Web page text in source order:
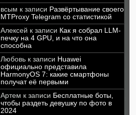
всым к записи Развёртывание своего
MTProxy Telegram со статистикой
Алексей к записи Как я собрал LLM-
печку на 4 GPU, и на что она
способна
Любовь к записи Huawei
официально представила
HarmonyOS 7: какие смартфоны
получат её первыми
Артем к записи Бесплатные боты,
чтобы раздеть девушку по фото в
2024